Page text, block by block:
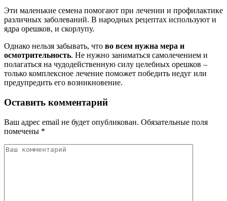
Эти маленькие семена помогают при лечении и профилактике
различных заболеваний. В народных рецептах используют и
ядра орешков, и скорлупу.
Однако нельзя забывать, что во всем нужна мера и
осмотрительность. Не нужно заниматься самолечением и
полагаться на чудодейственную силу целебных орешков –
только комплексное лечение поможет победить недуг или
предупредить его возникновение.
Оставить комментарий
Ваш адрес email не будет опубликован. Обязательные поля
помечены *